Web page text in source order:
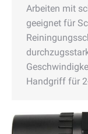
Arbeiten mit
geeignet für
Handgriff für